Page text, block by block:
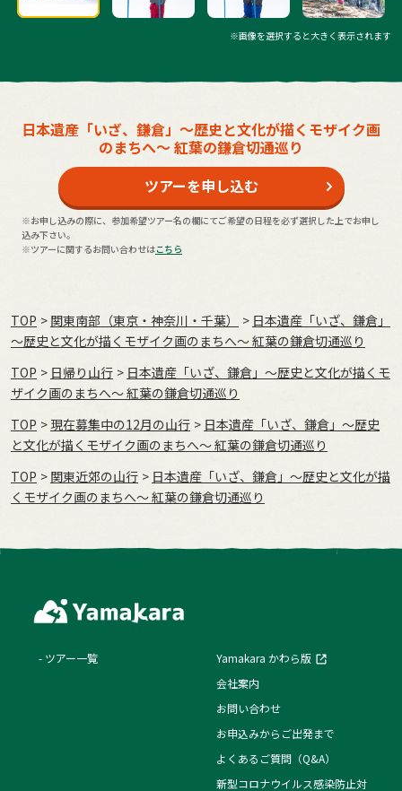
※画像を選択すると大きく表示されます
日本遺産「いざ、鎌倉」～歴史と文化が描くモザイク画
のまちへ～ 紅葉の鎌倉切通巡り
ツアーを申し込む
※お申し込みの際に、参加希望ツアー名の欄にてご希望の日程を必ず選択した上でお申し
込み下さい。
※ツアーに関するお問い合わせはこちら
TOP 関東南部（東京・神奈川・千葉）
日本遺産「いざ、鎌倉」
～歴史と文化が描くモザイク画のまちへ～ 紅葉の鎌倉切通巡り
TOP
日帰り山行
日本遺産「いざ、鎌倉」～歴史と文化が描くモ
ザイク画のまちへ～ 紅葉の鎌倉切通巡り
TOP
現在募集中の12月の山行
日本遺産「いざ、鎌倉」～歴史
と文化が描くモザイク画のまちへ～ 紅葉の鎌倉切通巡り
TOP
関東近郊の山行
日本遺産「いざ、鎌倉」～歴史と文化が描
くモザイク画のまちへ～ 紅葉の鎌倉切通巡り
ツアー一覧
Yamakara かわら版
会社案内
お問い合わせ
お申込みからご出発まで
よくあるご質問（Q&A）
新型コロナウイルス感染防止対